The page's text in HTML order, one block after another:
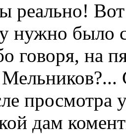
реально!
нужно было
говоря, на
просмотра
дам